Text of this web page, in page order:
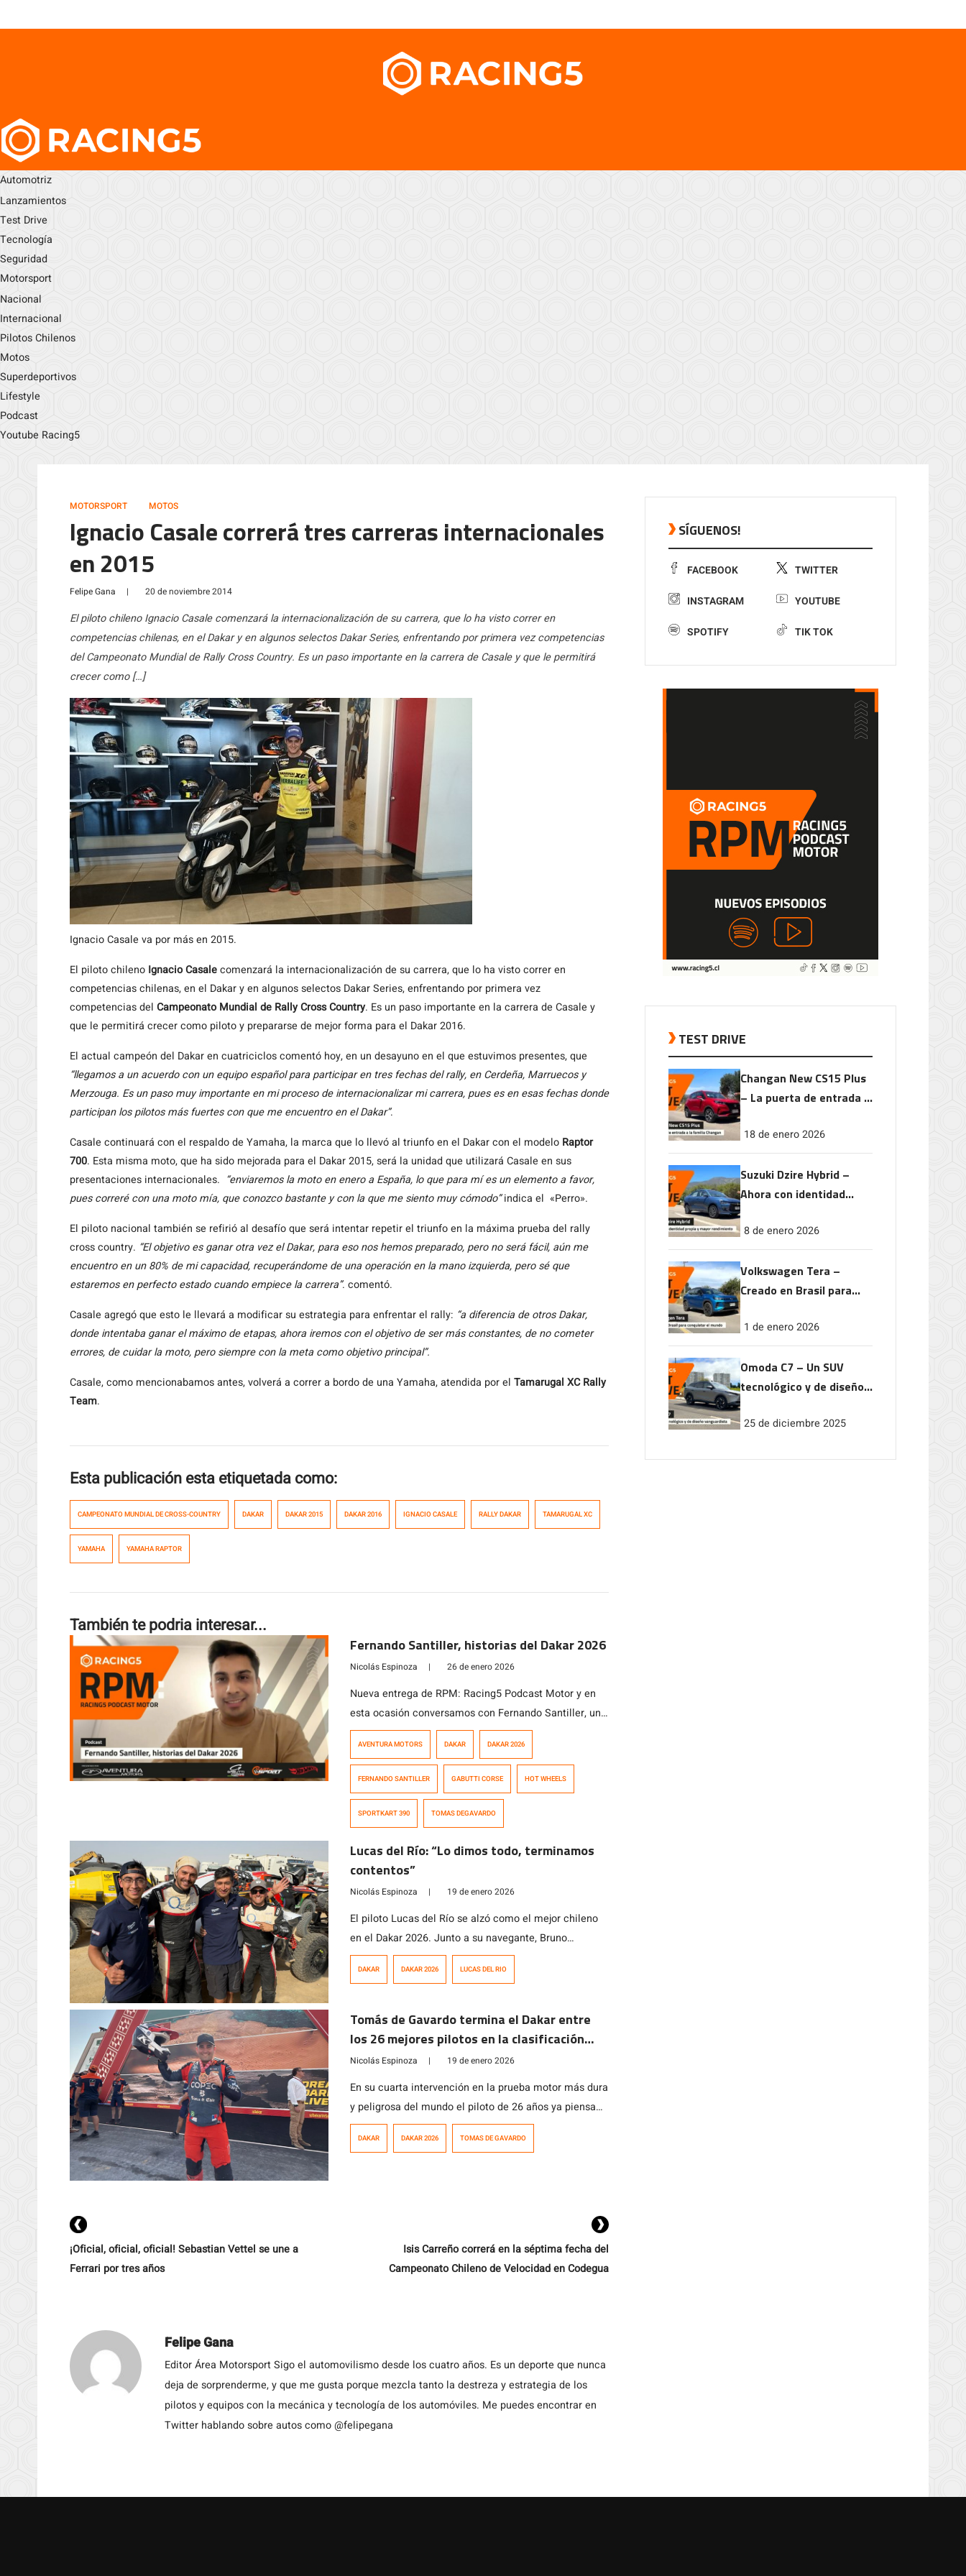
Automotriz
Lanzamientos
Test Drive
Tecnología
Seguridad
Motorsport
Nacional
Internacional
Pilotos Chilenos
Motos
Superdeportivos
Lifestyle
Podcast
Youtube Racing5
MOTORSPORT MOTOS
Ignacio Casale correrá tres carreras internacionales
en 2015
Felipe Gana | 20 de noviembre 2014
El piloto chileno Ignacio Casale comenzará la internacionalización de su carrera, que lo ha visto correr en
competencias chilenas, en el Dakar y en algunos selectos Dakar Series, enfrentando por primera vez competencias
del Campeonato Mundial de Rally Cross Country. Es un paso importante en la carrera de Casale y que le permitirá
crecer como […]
Ignacio Casale va por más en 2015.
El piloto chileno Ignacio Casalecomenzará la internacionalización de su carrera, que lo ha visto correr en
competencias chilenas, en el Dakar y en algunos selectos Dakar Series, enfrentando por primera vez
competencias del Campeonato Mundial de Rally Cross Country. Es un paso importante en la carrera de Casale y
que le permitirá crecer como piloto y prepararse de mejor forma para el Dakar 2016.
El actual campeón del Dakar en cuatriciclos comentó hoy, en un desayuno en el que estuvimos presentes, que
“llegamos a un acuerdo con un equipo español para participar en tres fechas del rally, en Cerdeña, Marruecos y
Merzouga. Es un paso muy importante en mi proceso de internacionalizar mi carrera, pues es en esas fechas donde
participan los pilotos más fuertes con que me encuentro en el Dakar”.
Casale continuará con el respaldo de Yamaha, la marca que lo llevó al triunfo en el Dakar con el modelo Raptor
700. Esta misma moto, que ha sido mejorada para el Dakar 2015, será la unidad que utilizará Casale en sus
presentaciones internacionales. “enviaremos la moto en enero a España, lo que para mí es un elemento a favor,
pues correré con una moto mía, que conozco bastante y con la que me siento muy cómodo”indica el «Perro».
El piloto nacional también se refirió al desafío que será intentar repetir el triunfo en la máxima prueba del rally
cross country. “El objetivo es ganar otra vez el Dakar, para eso nos hemos preparado, pero no será fácil, aún me
encuentro en un 80% de mi capacidad, recuperándome de una operación en la mano izquierda, pero sé que
estaremos en perfecto estado cuando empiece la carrera”. comentó.
Casale agregó que esto le llevará a modificar su estrategia para enfrentar el rally: “a diferencia de otros Dakar,
donde intentaba ganar el máximo de etapas, ahora iremos con el objetivo de ser más constantes, de no cometer
errores, de cuidar la moto, pero siempre con la meta como objetivo principal”.
Casale, como mencionabamos antes, volverá a correr a bordo de una Yamaha, atendida por el Tamarugal XC Rally
Team.
Esta publicación esta etiquetada como:
CAMPEONATO MUNDIAL DE CROSS-COUNTRY DAKAR DAKAR 2015 DAKAR 2016 IGNACIO CASALE RALLY DAKAR TAMARUGAL XC
YAMAHA YAMAHA RAPTOR
También te podria interesar...
Fernando Santiller, historias del Dakar 2026
Nicolás Espinoza | 26 de enero 2026
Nueva entrega de RPM: Racing5 Podcast Motor y en
esta ocasión conversamos con Fernando Santiller, un
apasionado de las motos y el motociclismo que
deportivas, lo que le llevó a desempeñarse como
asistente del piloto nacional en el […]
AVENTURA MOTORS DAKAR DAKAR 2026
FERNANDO SANTILLER GABUTTI CORSE HOT WHEELS
SPORTKART 390 TOMAS DEGAVARDO
Lucas del Río: “Lo dimos todo, terminamos
contentos”
Nicolás Espinoza | 19 de enero 2026
El piloto Lucas del Río se alzó como el mejor chileno
en el Dakar 2026. Junto a su navegante, Bruno
Jacomy, culminó en la cuarta posición a 77 segundos
DAKAR DAKAR 2026 LUCAS DEL RIO
Tomás de Gavardo termina el Dakar entre
los 26 mejores pilotos en la clasificación
general
Nicolás Espinoza | 19 de enero 2026
En su cuarta intervención en la prueba motor más dura
y peligrosa del mundo el piloto de 26 años ya piensa
en la próxima edición en Arabia Saudita.
DAKAR DAKAR 2026 TOMAS DE GAVARDO
¡Oficial, oficial, oficial! Sebastian Vettel se une a
Ferrari por tres años
Isis Carreño correrá en la séptima fecha del
Campeonato Chileno de Velocidad en Codegua
Felipe Gana
Editor Área Motorsport Sigo el automovilismo desde los cuatro años. Es un deporte que nunca
deja de sorprenderme, y que me gusta porque mezcla tanto la destreza y estrategia de los
pilotos y equipos con la mecánica y tecnología de los automóviles. Me puedes encontrar en
Twitter hablando sobre autos como @felipegana
SÍGUENOS!
FACEBOOK TWITTER
INSTAGRAM YOUTUBE
SPOTIFY TIK TOK
TEST DRIVE
Changan New CS15 Plus
– La puerta de entrada a
18 de enero 2026
Suzuki Dzire Hybrid –
Ahora con identidad
rendimiento
8 de enero 2026
Volkswagen Tera –
Creado en Brasil para
1 de enero 2026
Omoda C7 – Un SUV
tecnológico y de diseño
25 de diciembre 2025